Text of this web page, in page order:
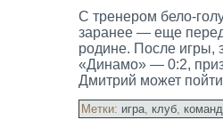
С тренером белο-
заранее — еще
родине. После
«Динамо» — 0:2,
Дмитрий может
Метки: игра, клуб,